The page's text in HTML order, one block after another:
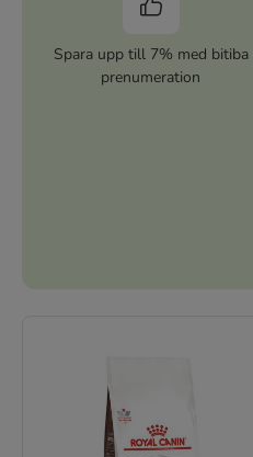
Spara upp till 7% med bitiba
prenumeration